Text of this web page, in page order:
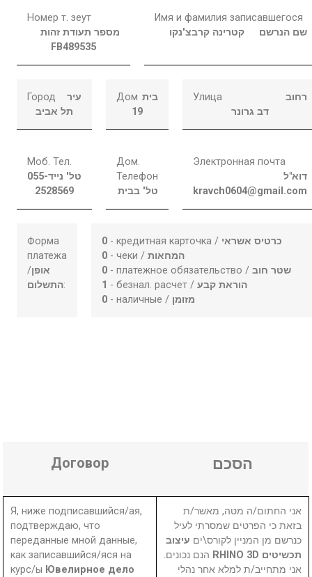
Номер т. зеут
מספר תעודת זהות
FB489535
Имя и фамилия записавшегося
שם הנרשם
קטרינה קרבצ'נקו
Город
עיר
תל אביב
Дом בית
19
Улица
רחוב
דב גרונר
Моб. Тел.
טל' נייד055-
2528569
Дом.
Телефон
טל' בבית
Электронная почта
דוא"ל
kravch0604@gmail.com
Форма
платежа
/אופן
התשלום:
0 - кредитная карточка / כרטיס אשראי
0 - чеки /המחאות
0 - платежное обязательство /שטר חוב
1 - безнал. расчет /הוראת קבע
0 - наличные / מזומן
Договор הסכם
Я, ниже подписавшийся/ая,
подтверждаю, что
переданные мной данные,
как записавшийся/яся на
курс/ы Ювелирное дело
אני החתום/ה מטה, מאשר/ת
בזאת כי הפרטים שמסרתי לעיל
כנרשם מן המניין לקורס\ים עיצוב
תכשיטים RHINO 3D
הנם נכונים.
אני מתחייב/ת למלא אחר נהלי